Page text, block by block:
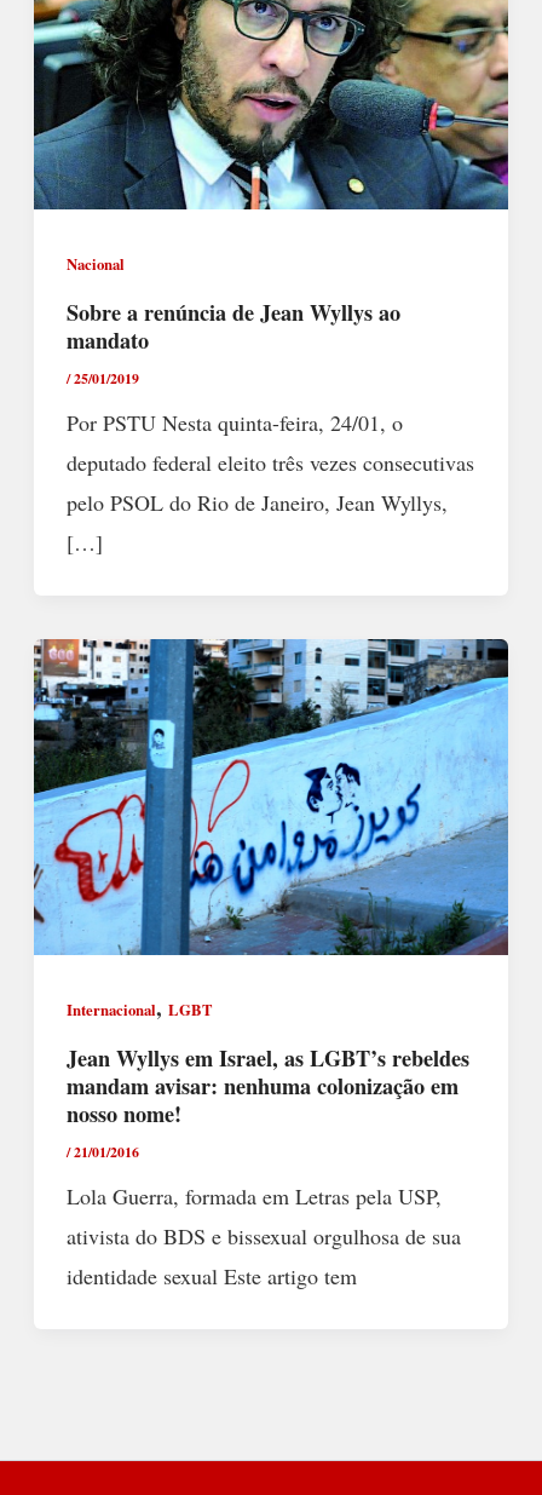
Nacional
Sobre a renúncia de Jean Wyllys ao
mandato
/25/01/2019
Por PSTU Nesta quinta-feira, 24/01, o
deputado federal eleito três vezes consecutivas
pelo PSOL do Rio de Janeiro, Jean Wyllys,
[…]
Internacional, LGBT
Jean Wyllys em Israel, as LGBT’s rebeldes
mandam avisar: nenhuma colonização em
nosso nome!
/21/01/2016
Lola Guerra, formada em Letras pela USP,
ativista do BDS e bissexual orgulhosa de sua
identidade sexual Este artigo tem